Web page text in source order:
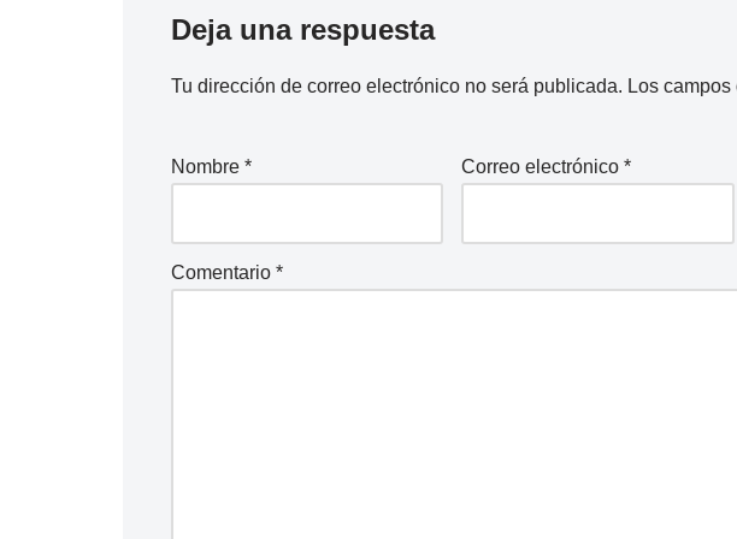
Deja una respuesta
Tu dirección de correo electrónico no será publicada. Los
Nombre * Correo electrónico*
Comentario *